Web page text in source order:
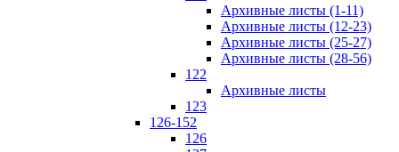
Архивные листы (1-11)
Архивные листы (12-23)
Архивные листы (25-27)
Архивные листы (28-56)
122
Архивные листы
123
126-152
126